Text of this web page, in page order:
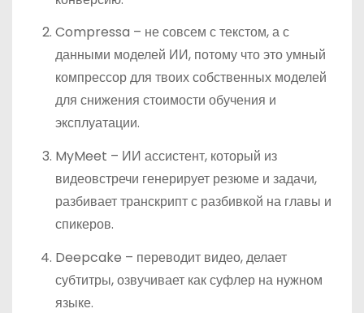
Compressa – не совсем с текстом, а с
данными моделей ИИ, потому что это умный
компрессор для твоих собственных моделей
для снижения стоимости обучения и
эксплуатации.
MyMeet – ИИ ассистент, который из
видеовстречи генерирует резюме и задачи,
разбивает транскрипт с разбивкой на главы и
спикеров.
Deepcake – переводит видео, делает
субтитры, озвучивает как суфлер на нужном
языке.